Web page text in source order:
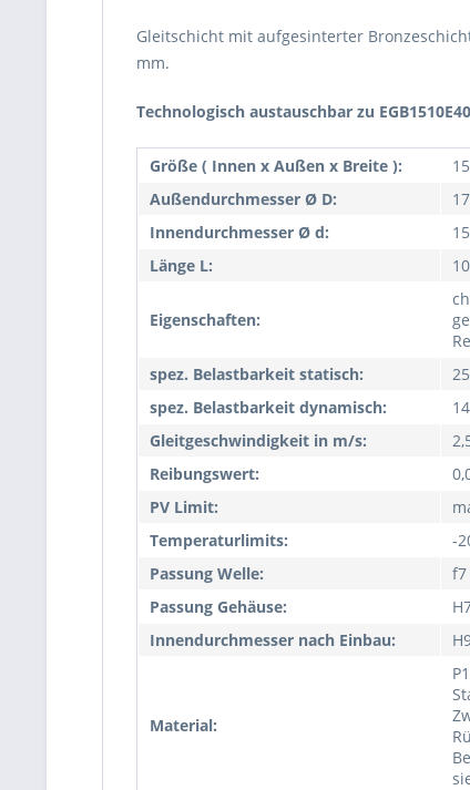
Gleitschicht mit aufgesinterter
mm.
Technologisch austauschbar zu
Größe ( Innen x Außen x Breite ):
Außendurchmesser Ø D:
Innendurchmesser Ø d:
Länge L:
Eigenschaften:
spez. Belastbarkeit statisch:
spez. Belastbarkeit dynamisch:
Gleitgeschwindigkeit in m/s:
Reibungswert:
PV Limit:
Temperaturlimits:
-
Passung Welle:
f7
Passung Gehäuse:
Innendurchmesser nach Einbau:
Material: